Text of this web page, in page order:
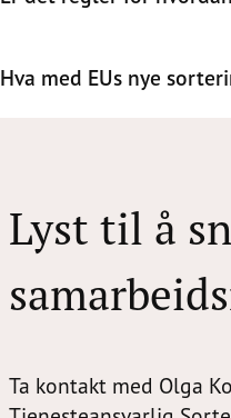
Hva med EUs nye
Lyst til å
Ta kontakt med Olga